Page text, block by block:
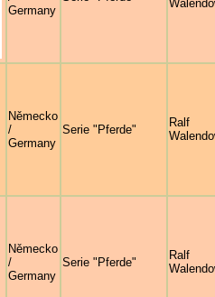
Germany
Německo
/
Germany
Serie "Pferde"
Ralf
Německo
/
Germany
Serie "Pferde"
Ralf